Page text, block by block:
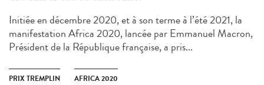
Initiée en décembre 2020, et à son terme à l’été 2021, la
manifestation Africa 2020, lancée par Emmanuel Macron,
Président de la République française, a pris...
PRIX TREMPLIN AFRICA 2020